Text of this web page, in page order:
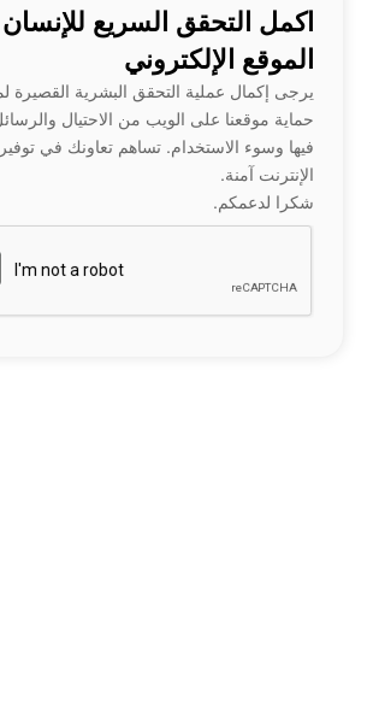
اكمل التحقق السريع
الموقع الإلكتروني
يرجى إكمال عملية التحقق البشرية القصيرة
حماية موقعنا على الويب من الاحتيال
فيها وسوء الاستخدام. تساهم تعاونك في
الإنترنت آمنة.
شكرا لدعمكم.